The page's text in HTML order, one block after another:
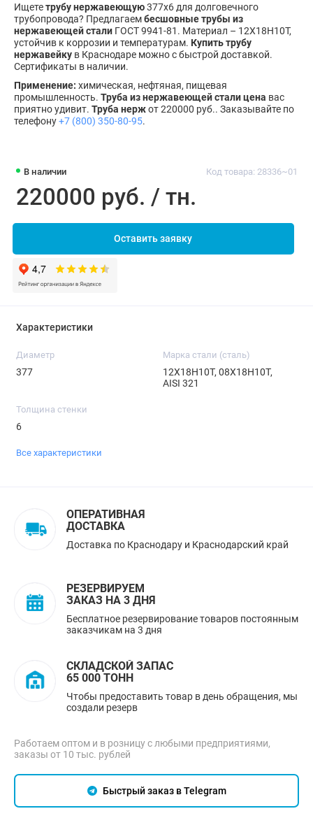
В наличии Код товара: 28336~01
220000 руб. / тн.
Оставить заявку
Ищететрубу нержавеющую377х6 для долговечного
трубопровода? Предлагаембесшовные трубы из
нержавеющей стали ГОСТ 9941-81. Материал – 12Х18Н10Т,
устойчив к коррозии и температурам. Купить трубу
нержавейку в Краснодаре можно с быстрой доставкой.
Сертификаты в наличии.
Применение: химическая, нефтяная, пищевая
промышленность. Труба из нержавеющей стали цена вас
приятно удивит. Труба нержот 220000 руб.. Заказывайте по
телефону+7 (800) 350-80-95.
Характеристики
Диаметр
377
Марка стали (сталь)
12Х18Н10Т, 08Х18Н10Т,
AISI 321
Толщина стенки
6
Все характеристики
ОПЕРАТИВНАЯ
ДОСТАВКА
Доставка по Краснодару и Краснодарский край
РЕЗЕРВИРУЕМ
ЗАКАЗ НА 3 ДНЯ
Бесплатное резервирование товаров постоянным
заказчикам на 3 дня
СКЛАДСКОЙ ЗАПАС
65 000 ТОНН
Чтобы предоставить товар в день обращения, мы
создали резерв
Работаем оптом и в розницу с любыми предприятиями,
заказы от 10 тыс. рублей
Быстрый заказ в Telegram